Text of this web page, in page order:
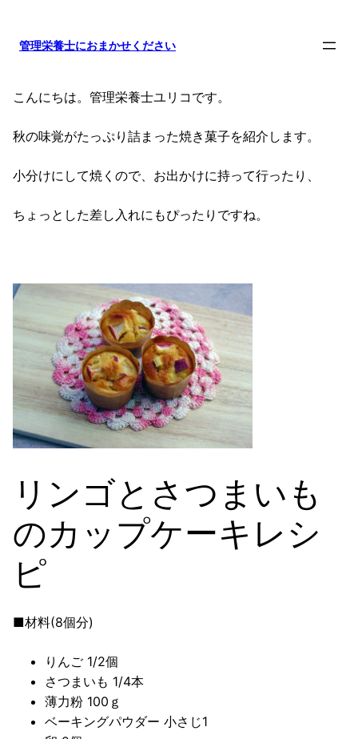
管理栄養士におまかせください
こんにちは。管理栄養士ユリコです。
秋の味覚がたっぷり詰まった焼き菓子を紹介します。
小分けにして焼くので、お出かけに持って行ったり、
ちょっとした差し入れにもぴったりですね。
リンゴとさつまいも
のカップケーキレシ
ピ
■材料(8個分)
りんご 1/2個
さつまいも 1/4本
薄力粉 100ｇ
ベーキングパウダー 小さじ1